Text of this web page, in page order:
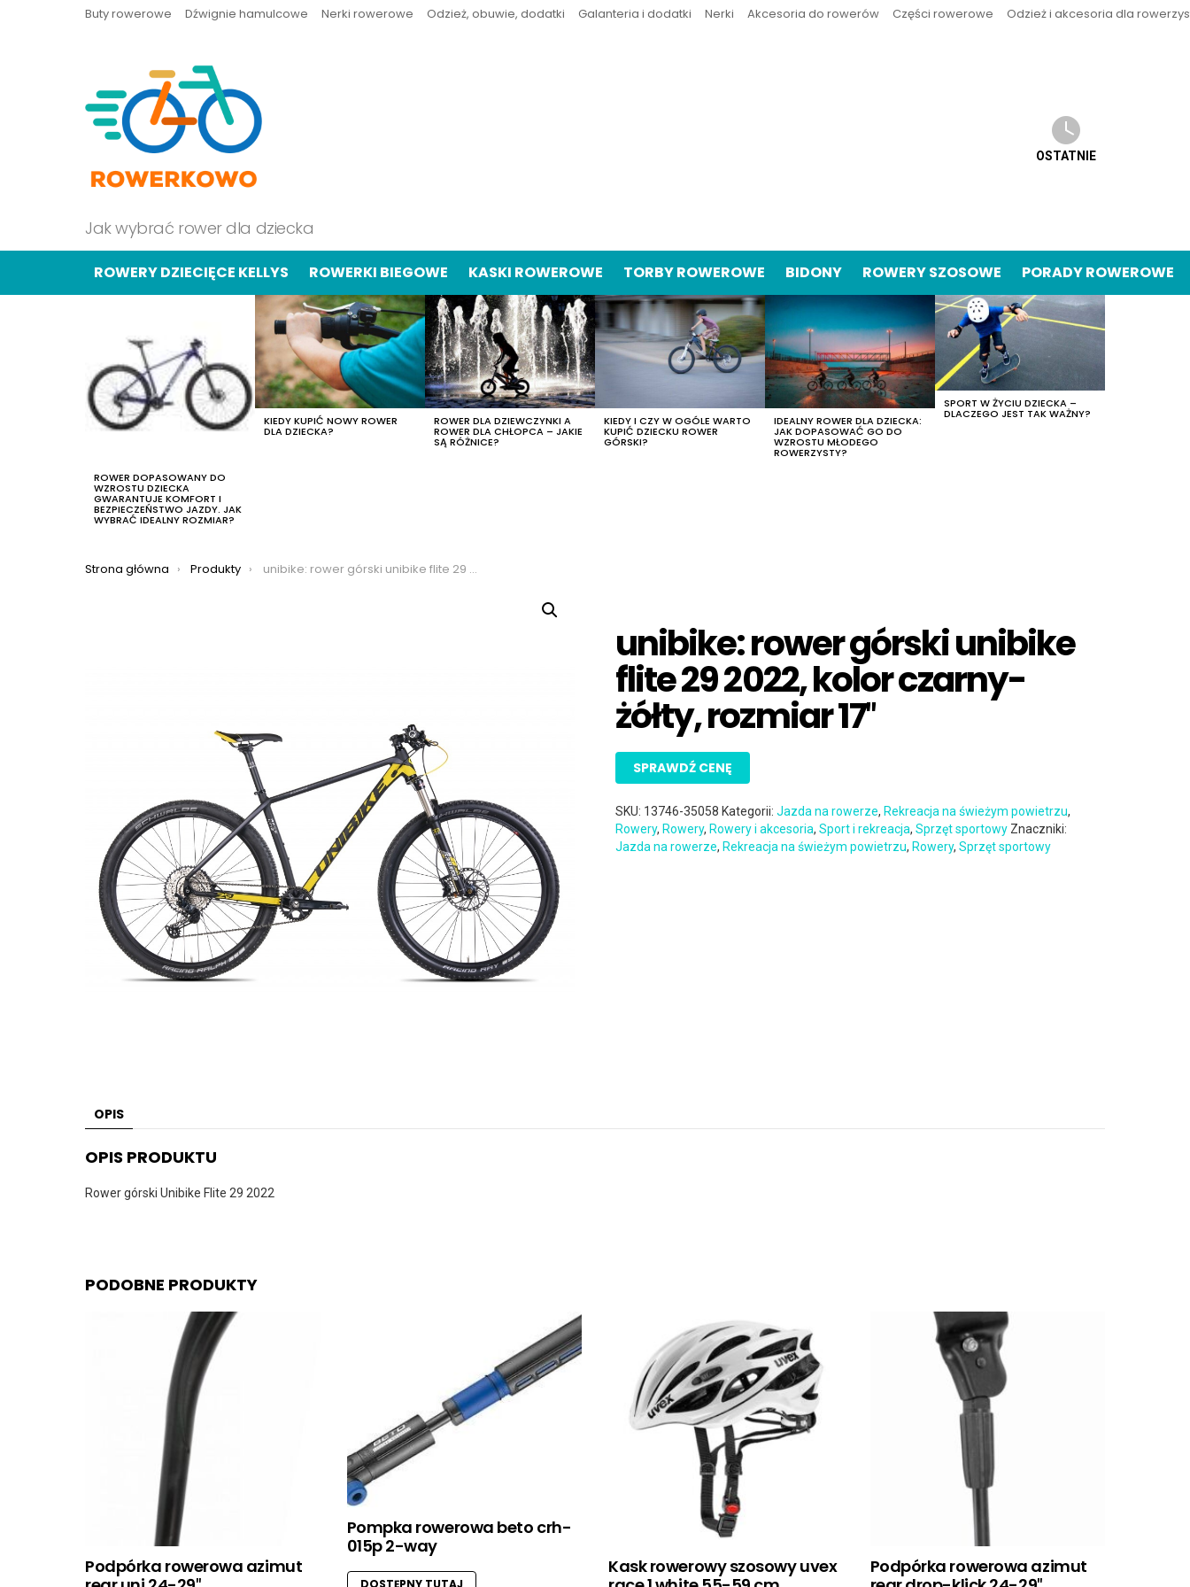
Buty rowerowe Dźwignie hamulcowe Nerki rowerowe Odzież, obuwie, dodatki Galanteria i dodatki Nerki Akcesoria do rowerów Części rowerowe Odzież i akcesoria dla
Jak wybrać rower dla dziecka
OSTATNIE
ROWERY DZIECIĘCE KELLYS ROWERKI BIEGOWE KASKI ROWEROWE TORBY ROWEROWE BIDONY ROWERY SZOSOWE PORADY ROWEROWE
ROWER DOPASOWANY DO
WZROSTU DZIECKA
GWARANTUJE KOMFORT I
BEZPIECZEŃSTWO JAZDY. JAK
WYBRAĆ IDEALNY ROZMIAR?
KIEDY KUPIĆ NOWY ROWER
DLA DZIECKA?
ROWER DLA DZIEWCZYNKI A
ROWER DLA CHŁOPCA – JAKIE
SĄ RÓŻNICE?
KIEDY I CZY W OGÓLE WARTO
KUPIĆ DZIECKU ROWER
GÓRSKI?
IDEALNY ROWER DLA DZIECKA:
JAK DOPASOWAĆ GO DO
WZROSTU MŁODEGO
ROWERZYSTY?
SPORT W ŻYCIU DZIECKA –
DLACZEGO JEST TAK WAŻNY?
Jesteś tutaj:
Strona główna Produkty unibike: rower górski unibike flite 29 2022, kolor czarny-żółty, rozmiar 17″
unibike: rower górski unibike
flite 29 2022, kolor czarny-
żółty, rozmiar 17″
SPRAWDŹ CENĘ
SKU: 13746-35058 Kategorii:Jazda na rowerze, Rekreacja na świeżym powietrzu,
Rowery, Rowery, Rowery i akcesoria,Sport i rekreacja,Sprzęt sportowy Znaczniki:
Jazda na rowerze, Rekreacja na świeżym powietrzu, Rowery,Sprzęt sportowy
OPIS
OPIS PRODUKTU
Rower górski Unibike Flite 29 2022
PODOBNE PRODUKTY
Podpórka rowerowa azimut
Pompka rowerowa beto crh-
015p 2-way
Kask rowerowy szosowy uvex
Podpórka rowerowa azimut